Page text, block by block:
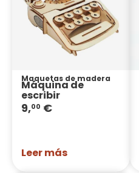
Maquetas de madera
Máquina de
escribir
9,00 €
Leer más